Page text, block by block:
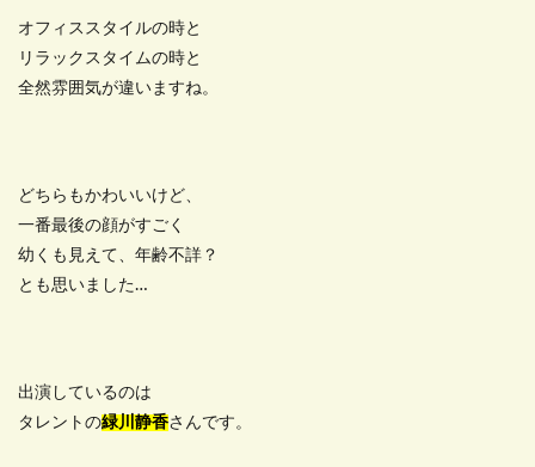
オフィススタイルの時と
リラックスタイムの時と
全然雰囲気が違いますね。
どちらもかわいいけど、
一番最後の顔がすごく
幼くも見えて、年齢不詳？
とも思いました…
出演しているのは
タレントの緑川静香さんです。